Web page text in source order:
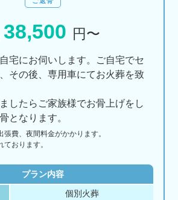
38,500 円〜
宅にお伺いします。ご自宅でセ
その後、専用車にてお火葬を致
したらご家族様でお骨上げをし
となります。
張費、夜間料金がかかります。
おります。
プラン内容
個別火葬